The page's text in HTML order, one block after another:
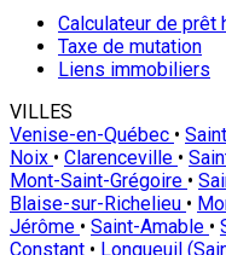
Calculateur de prêt
Taxe de mutation
Liens immobiliers
VILLES
Venise-en-Québec •
Noix • Clarenceville •
Mont-Saint-Grégoire •
Blaise-sur-Richelieu •
Jérôme • Saint-Amable •
Constant • Longueuil